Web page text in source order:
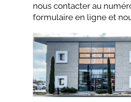
nous contacter au
formulaire en ligne et